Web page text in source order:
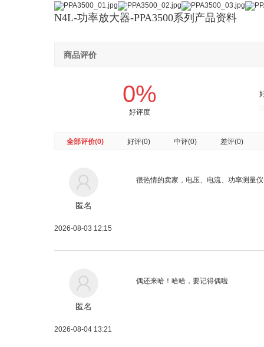
N4L-功率放大器-PPA3500系列产品资料
商品评价
0%
好评度
全部评价(0) 好评(0) 中评(0) 差评(0)
匿名
2026-08-03 12:15
很热情的卖家， 电压、电流、功率测量
匿名
2026-08-04 13:21
偶还来哈！哈哈，要记得偶啦